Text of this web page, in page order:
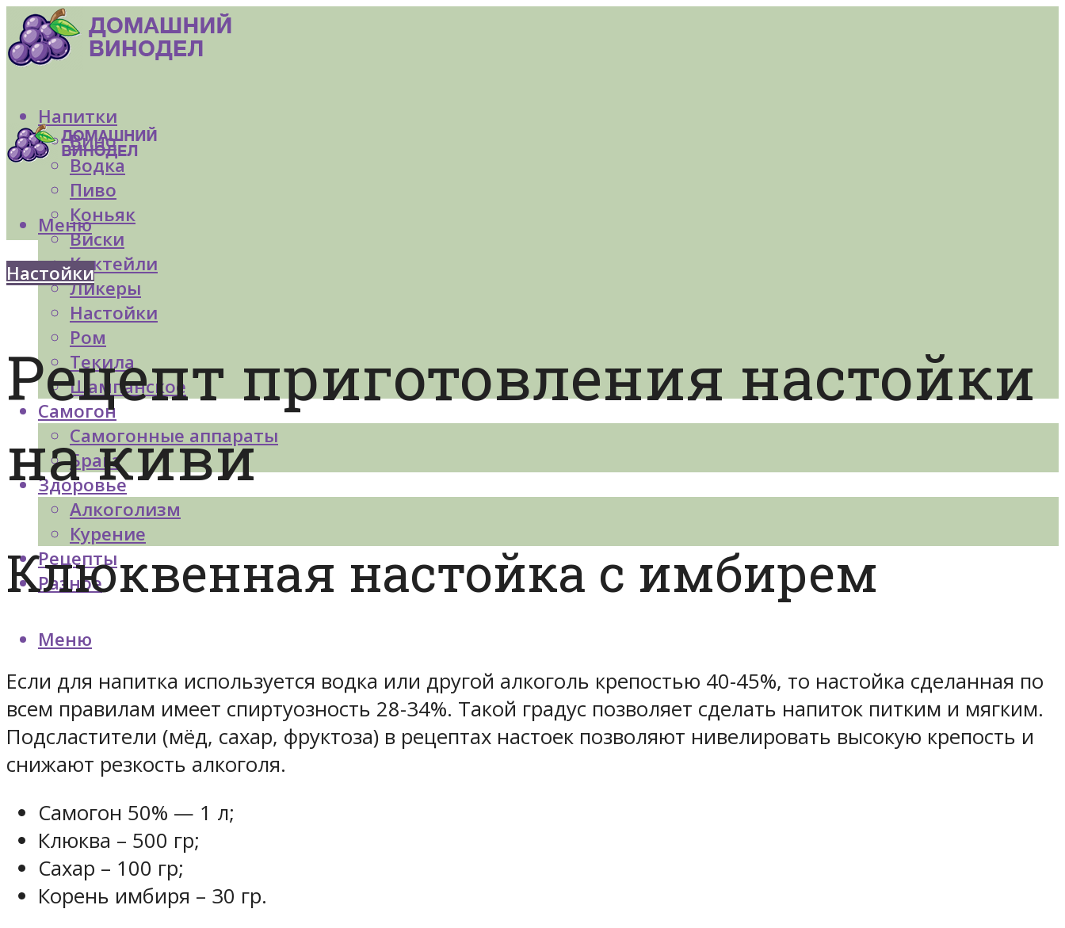
Напитки
Вино
Водка
Пиво
Коньяк
Виски
Коктейли
Ликеры
Настойки
Ром
Текила
Шампанское
Самогон
Самогонные аппараты
Брага
Здоровье
Алкоголизм
Курение
Рецепты
Разное
Меню
Меню
Настойки
Рецепт приготовления настойки
на киви
Клюквенная настойка с имбирем
Если для напитка используется водка или другой алкоголь крепостью 40-45%, то настойка сделанная по
всем правилам имеет спиртуозность 28-34%. Такой градус позволяет сделать напиток питким и мягким.
Подсластители (мёд, сахар, фруктоза) в рецептах настоек позволяют нивелировать высокую крепость и
снижают резкость алкоголя.
Самогон 50% — 1 л;
Клюква – 500 гр;
Сахар – 100 гр;
Корень имбиря – 30 гр.